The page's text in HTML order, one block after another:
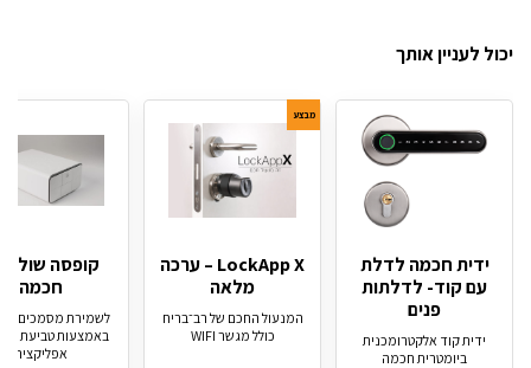
יכול לעניין אותך
ידית חכמה לדלת
עם קוד- לדלתות
פנים
ידית קוד אלקטרומכנית
ביומטרית חכמה
מבצע
LockApp X – ערכה
מלאה
המנעול החכם של רב־בריח
כולל מגשר WIFI
קופסה
חכמה
לשמירת מסמכים,
באמצעות טביעת
אפליקציה